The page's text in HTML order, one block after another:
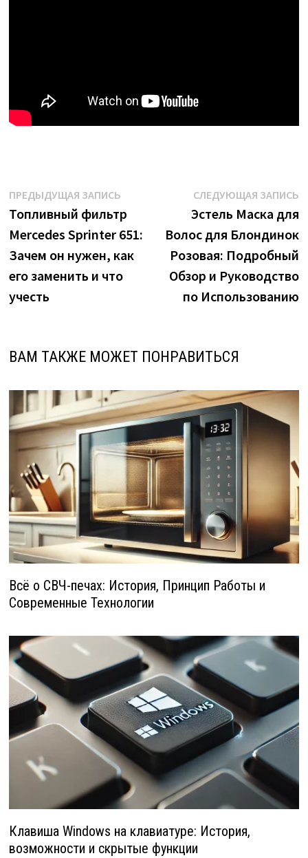
Навигация
по
записям
ПРЕДЫДУЩАЯ ЗАПИСЬПредыдущая
запись:
Топливный фильтр
Mercedes Sprinter 651:
Зачем он нужен, как
его заменить и что
учесть
СЛЕДУЮЩАЯ ЗАПИСЬ
Эстель Маска для
Волос для Блондинок
Розовая: Подробный
Обзор и Руководство
по Использованию
ВАМ ТАКЖЕ МОЖЕТ ПОНРАВИТЬСЯ
Всё о СВЧ-печах: История, Принцип Работы и
Современные Технологии
Клавиша Windows на клавиатуре: История,
возможности и скрытые функции